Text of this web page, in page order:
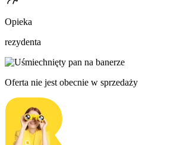
Opieka
rezydenta
Oferta nie jest obecnie w sprzedaży